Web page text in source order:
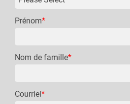
Prénom*
Nom de famille*
Courriel*